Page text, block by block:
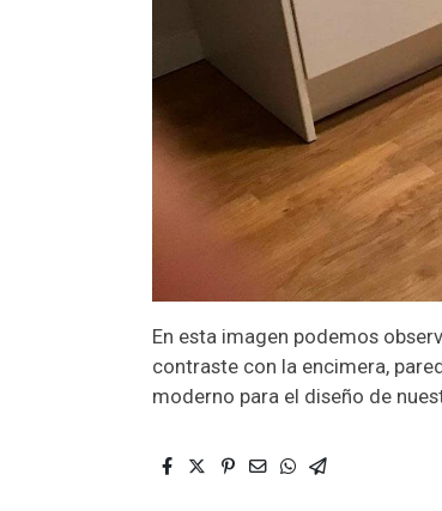
En esta imagen podemos
contraste con la encimera,
moderno para el diseño de